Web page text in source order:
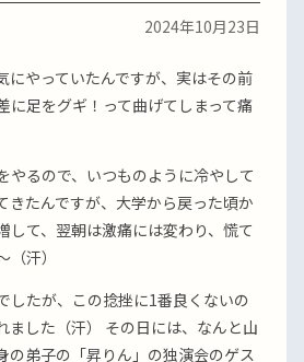
2024年10月23日
にやっていたんですが、実はその前
に足をグギ！って曲げてしまって痛
やるので、いつものように冷やして
きたんですが、大学から戻った頃か
して、翌朝は激痛には変わり、慌て
汗）
したが、この捻挫に1番良くないの
ました（汗） その日には、なんと山
の弟子の「昇りん」の独演会のゲス